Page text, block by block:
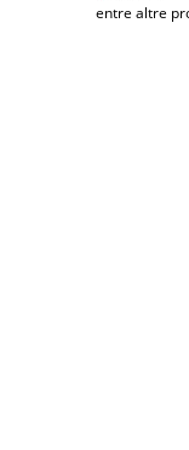
entre altre